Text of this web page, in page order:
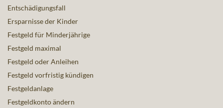
Entschädigungsfall
Ersparnisse der Kinder
Festgeld für Minderjährige
Festgeld maximal
Festgeld oder Anleihen
Festgeld vorfristig kündigen
Festgeldanlage
Festgeldkonto ändern